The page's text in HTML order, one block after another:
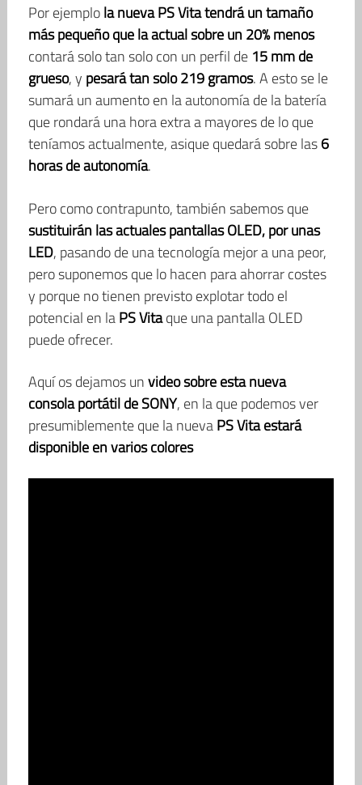
Por ejemplola nueva PS Vita tendrá un tamaño
más pequeño que la actual sobre un 20% menos
contará solo tan solo con un perfil de 15 mm de
grueso, y pesará tan solo 219 gramos. A esto se le
sumará un aumento en la autonomía de la batería
que rondará una hora extra a mayores de lo que
teníamos actualmente, asique quedará sobre las6
horas de autonomía.
Pero como contrapunto, también sabemos que
sustituirán las actuales pantallas OLED, por unas
LED, pasando de una tecnología mejor a una peor,
pero suponemos que lo hacen para ahorrar costes
y porque no tienen previsto explotar todo el
potencial en laPS Vitaque una pantalla OLED
puede ofrecer.
Aquí os dejamos unvideo sobre esta nueva
consola portátil de SONY, en la que podemos ver
presumiblemente que la nuevaPS Vita estará
disponible en varios colores